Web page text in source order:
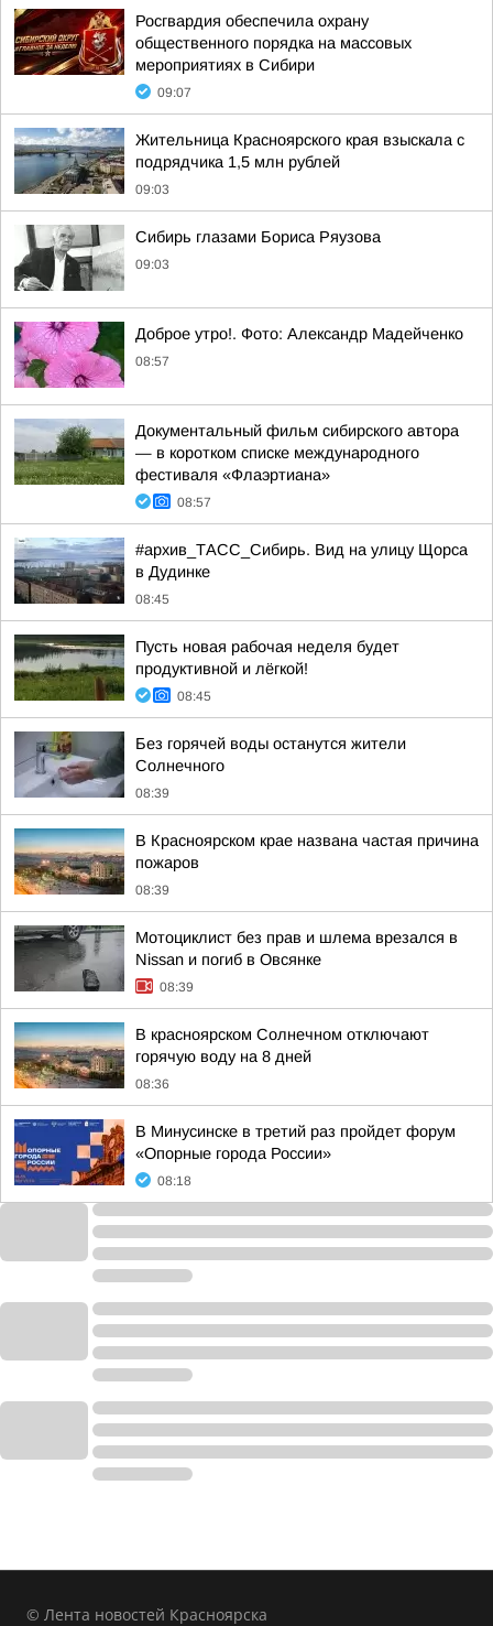
Росгвардия обеспечила охрану
общественного порядка на массовых
мероприятиях в Сибири
09:07
Жительница Красноярского края взыскала с
подрядчика 1,5 млн рублей
09:03
Сибирь глазами Бориса Ряузова
09:03
Доброе утро!. Фото: Александр Мадейченко
08:57
Документальный фильм сибирского автора
— в коротком списке международного
фестиваля «Флаэртиана»
08:57
#архив_ТАСС_Сибирь. Вид на улицу Щорса
в Дудинке
08:45
Пусть новая рабочая неделя будет
продуктивной и лёгкой!
08:45
Без горячей воды останутся жители
Солнечного
08:39
В Красноярском крае названа частая причина
пожаров
08:39
Мотоциклист без прав и шлема врезался в
Nissan и погиб в Овсянке
08:39
В красноярском Солнечном отключают
горячую воду на 8 дней
08:36
В Минусинске в третий раз пройдет форум
«Опорные города России»
08:18
© Лента новостей Красноярска